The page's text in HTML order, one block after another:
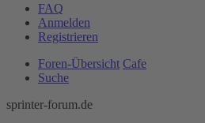
FAQ
Anmelden
Registrieren
Foren-Übersicht Cafe
Suche
sprinter-forum.de